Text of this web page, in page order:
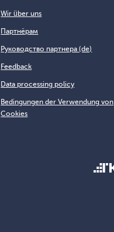
Wir über uns
Партнёрам
Руководство партнера (de)
Feedback
Data processing policy
Bedingungen der Verwendung von
Cookies